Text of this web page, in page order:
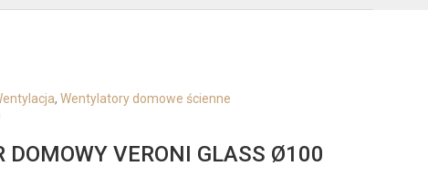
, Wentylatory domowe ścienne
DOMOWY VERONI GLASS Ø100